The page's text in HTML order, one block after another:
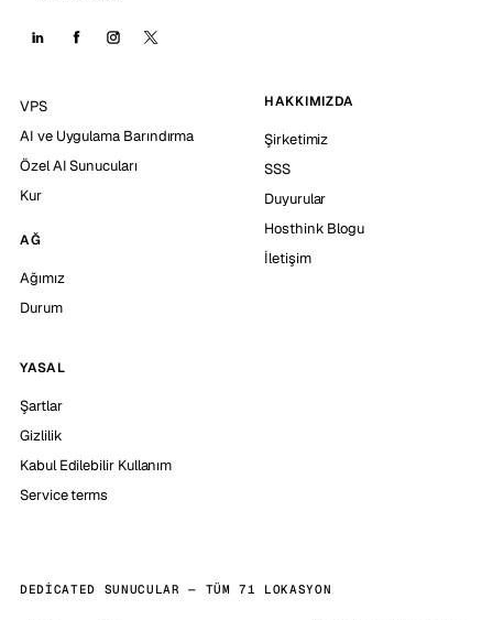
VPS
AI ve Uygulama Barındırma
Özel AI Sunucuları
Kur
AĞ
Ağımız
Durum
HAKKIMIZDA
Şirketimiz
SSS
Duyurular
Hosthink Blogu
İletişim
YASAL
Şartlar
Gizlilik
Kabul Edilebilir Kullanım
Service terms
DEDICATED SUNUCULAR — TÜM 71 LOKASYON